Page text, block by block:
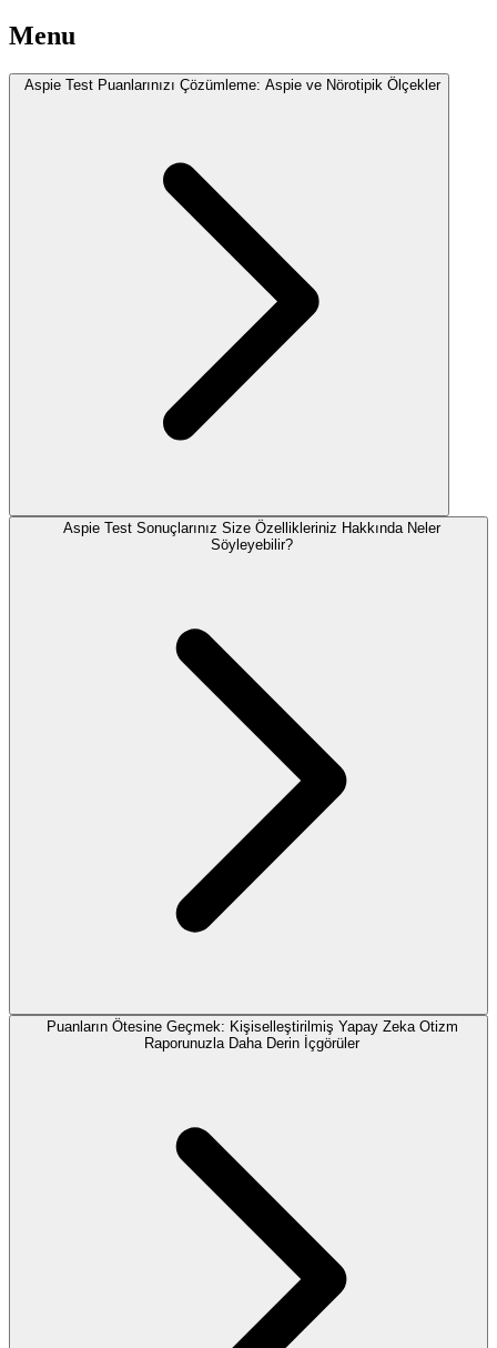
Menu
Aspie Test Puanlarınızı Çözümleme: Aspie ve Nörotipik Ölçekler
Aspie Test Sonuçlarınız Size Özellikleriniz Hakkında Neler
Söyleyebilir?
Puanların Ötesine Geçmek: Kişiselleştirilmiş Yapay Zeka Otizm
Raporunuzla Daha Derin İçgörüler